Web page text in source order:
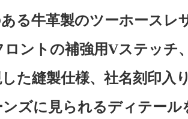
る牛革製のツーホースレ
ントの補強用Vステッチ、
た縫製仕様、社名刻印入
ズに見られるディテール